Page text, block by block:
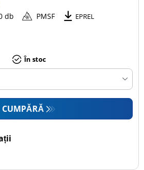
db PMSF EPREL
În stoc
CUMPĂRĂ